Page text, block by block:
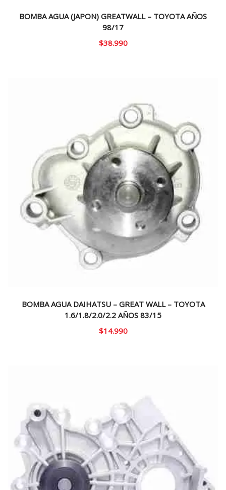
BOMBA AGUA (JAPON) GREATWALL – TOYOTA AÑOS
98/17
$38.990
BOMBA AGUA DAIHATSU – GREAT WALL – TOYOTA
1.6/1.8/2.0/2.2 AÑOS 83/15
$14.990